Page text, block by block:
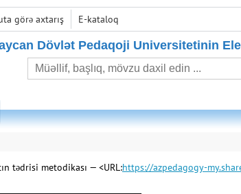
görə axtarış E-kataloq
Dövlət Pedaqoji Universitetinin
tədrisi metodikası — <URL:https://azpedagogy-